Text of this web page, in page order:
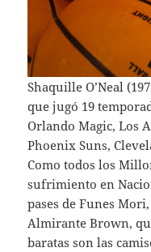
Shaquille O’Neal
que jugó 19
Orlando Magic, Los
Phoenix Suns,
Como todos los
sufrimiento en
pases de Funes
Almirante Brown,
baratas son las